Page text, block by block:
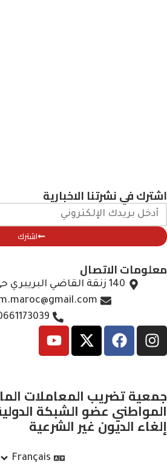
اشترك في نشرتنا الاخبارية
اشترك
معلومات الاتصال
140 زنقة القاضي البريبري حي العكاري، الرباط
جمعية تضريب المعاملات
المواطني عضو الشبكة
إلغاء الديون غير الشرعية
Français